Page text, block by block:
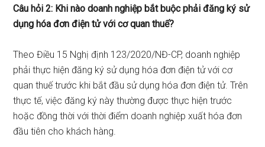
Câu hỏi 2: Khi nào doanh nghiệp bắt buộc phải đăng ký sử
dụng hóa đơn điện tử với cơ quan thuế?
Theo Điều 15 Nghị định 123/2020/NĐ-CP, doanh nghiệp
phải thực hiện đăng ký sử dụng hóa đơn điện tử với cơ
quan thuế trước khi bắt đầu sử dụng hóa đơn điện tử. Trên
thực tế, việc đăng ký này thường được thực hiện trước
hoặc đồng thời với thời điểm doanh nghiệp xuất hóa đơn
đầu tiên cho khách hàng.